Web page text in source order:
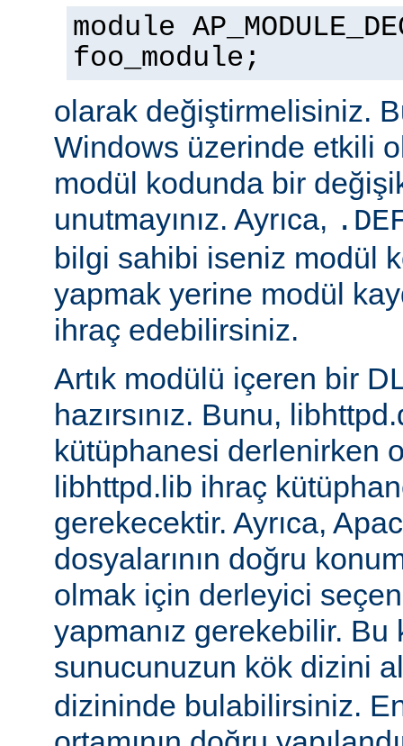
module
foo_module;
olarak değiştirmelisiniz.
Windows üzerinde etkili
modül kodunda bir
unutmayınız. Ayrıca,
bilgi sahibi iseniz modül
yapmak yerine modül
ihraç edebilirsiniz.
Artık modülü içeren bir
hazırsınız. Bunu,
kütüphanesi derlenirken
libhttpd.lib ihraç
gerekecektir. Ayrıca,
dosyalarının doğru
olmak için derleyici
yapmanız gerekebilir. Bu
sunucunuzun kök dizini
dizininde bulabilirsiniz.